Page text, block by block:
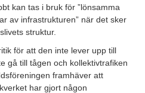
kan tas i bruk för ”lönsamma
av infrastrukturen” när det sker
struktur.
för att den inte lever upp till
gå till tågen och kollektivtrafiken
framhäver att
har gjort någon